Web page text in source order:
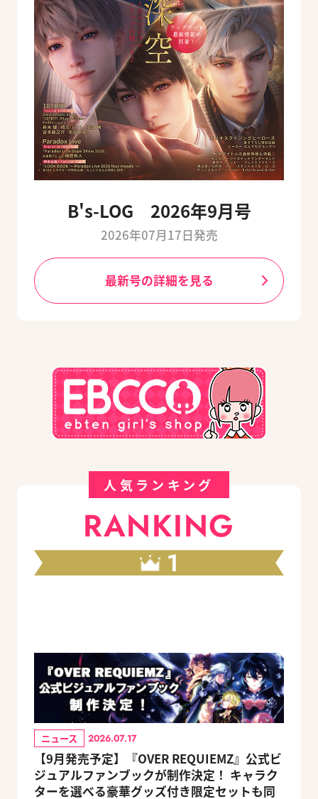
B's-LOG 2026年9月号
2026年07月17日発売
最新号の詳細を見る
人気ランキング
RANKING
1
ニュース 2026.07.17
【9月発売予定】『OVER REQUIEMZ』公式ビ
ジュアルファンブックが制作決定！ キャラク
ターを選べる豪華グッズ付き限定セットも同